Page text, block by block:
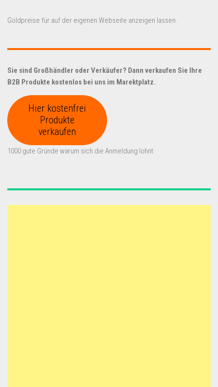
Goldpreise für auf der eigenen Webseite anzeigen lassen.
Sie sind Großhändler oder Verkäufer? Dann verkaufen Sie Ihre
B2B Produkte kostenlos bei uns im Marektplatz.
Hier kostenfrei
Produkte
verkaufen
1000 gute Gründe warum sich die Anmeldung lohnt.